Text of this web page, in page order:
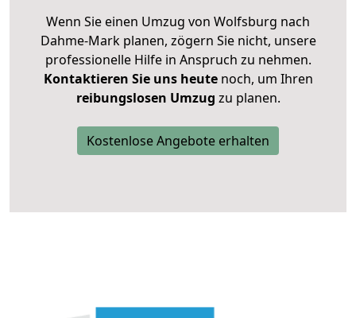
Wenn Sie einen Umzug von Wolfsburg nach
Dahme-Mark planen, zögern Sie nicht, unsere
professionelle Hilfe in Anspruch zu nehmen.
Kontaktieren Sie uns heutenoch, um Ihren
reibungslosen Umzug zu planen.
Kostenlose Angebote erhalten